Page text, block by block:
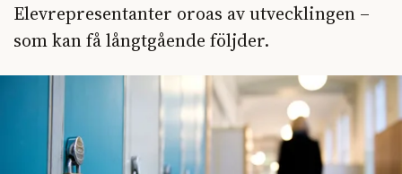
Elevrepresentanter oroas av utvecklingen –
som kan få långtgående följder.